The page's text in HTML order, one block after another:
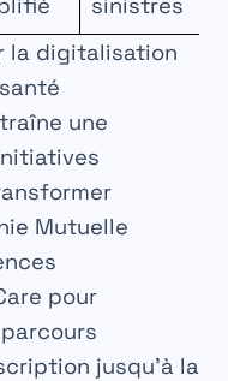
la digitalisation
une
Mutuelle
pour
jusqu’à la